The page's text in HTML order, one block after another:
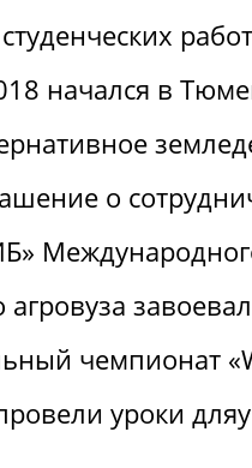
начался в
о
агровуза
чемпионат
уроки